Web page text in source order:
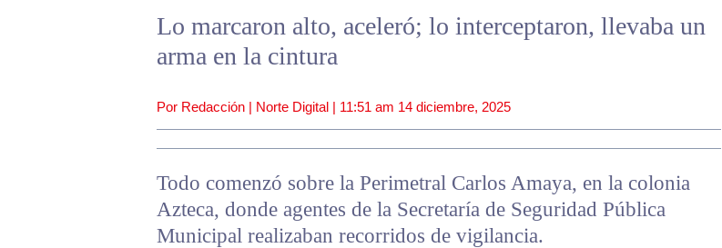
Lo marcaron alto, aceleró; lo interceptaron, llevaba un
arma en la cintura
Por Redacción | Norte Digital | 11:51 am 14 diciembre, 2025
Todo comenzó sobre la Perimetral Carlos Amaya, en la colonia
Azteca, donde agentes de la Secretaría de Seguridad Pública
Municipal realizaban recorridos de vigilancia.